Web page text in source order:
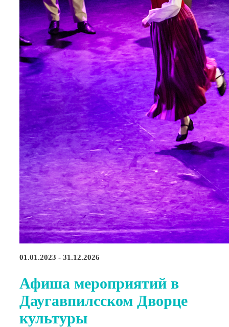
01.01.2023 - 31.12.2026
Афиша мероприятий в
Даугавпилсском Дворце
культуры